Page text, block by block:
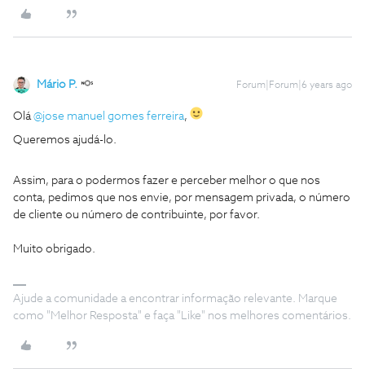
Mário P. Forum|Forum|6 years ago
Olá@jose manuel gomes ferreira,
Queremos ajudá-lo.
Assim, para o podermos fazer e perceber melhor o que nos
conta, pedimos que nos envie, por mensagem privada, o número
de cliente ou número de contribuinte, por favor.
Muito obrigado.
Ajude a comunidade a encontrar informação relevante. Marque
como "Melhor Resposta" e faça "Like" nos melhores comentários.